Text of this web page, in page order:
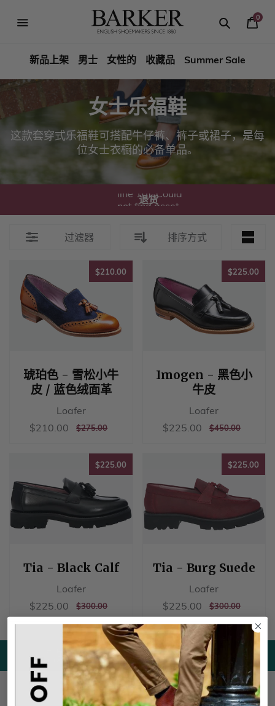
Shoes
Rest
of
World
新品上架 男士 女性的 收藏品 Summer Sale
0
你
女士乐福鞋
这款套穿式乐福鞋可搭配牛仔裤、裤子或裙子，是每
位女士衣橱的必备单品。
Liquid error
(sections/benefits
line 10): Could
not find asset
snippets/图标交
换.liquid
退货
过滤器 排序方式
$210.00$210.00
琥珀色 - 雪松小牛
皮 / 蓝色绒面革
Loafer
销
$210.00 $210.00
正
$275.00$275.00
$225.00
Imogen - 黑色小
牛皮
Loafer
销
$225.00 $225.00
正
$450.00$450.00
$225.00$225.00
Tia - Black Calf
Loafer
销
售
$225.00 $225.00
正
常
$300.00$300.00
$225.00
Tia - Burg Suede
Loafer
销
售
价
$225.00 $225.00
正
常
价
格
$300.00$300.00
Liquid error
line 10): Could
not find asset
snippets/图标
历史.liquid
我们的传承
Liquid error
(sections/usps
line 10):
Could not find
asset
snippets/图标
联合王
国.liquid
英国制造
Be the first to know